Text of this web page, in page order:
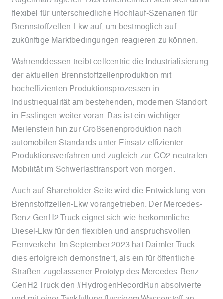
flexibel für unterschiedliche Hochlauf-Szenarien für
Brennstoffzellen-Lkw auf, um bestmöglich auf
zukünftige Marktbedingungen reagieren zu können.
Währenddessen treibt cellcentric die Industrialisierung
der aktuellen Brennstoffzellenproduktion mit
hocheffizienten Produktionsprozessen in
Industriequalität am bestehenden, modernen Standort
in Esslingen weiter voran. Das ist ein wichtiger
Meilenstein hin zur Großserienproduktion nach
automobilen Standards unter Einsatz effizienter
Produktionsverfahren und zugleich zur CO2-neutralen
Mobilität im Schwerlasttransport von morgen.
Auch auf Shareholder-Seite wird die Entwicklung von
Brennstoffzellen-Lkw vorangetrieben. Der Mercedes-
Benz GenH2 Truck eignet sich wie herkömmliche
Diesel-Lkw für den flexiblen und anspruchsvollen
Fernverkehr. Im September 2023 hat Daimler Truck
dies erfolgreich demonstriert, als ein für öffentliche
Straßen zugelassener Prototyp des Mercedes-Benz
GenH2 Truck den #HydrogenRecordRun absolvierte